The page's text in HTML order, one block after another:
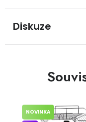
Diskuze
NOVINKA